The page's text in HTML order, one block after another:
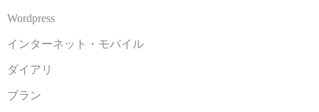
Wordpress
インターネット・モバイル
ダイアリ
ブラン